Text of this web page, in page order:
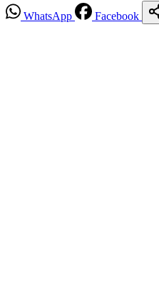
WhatsApp Facebook